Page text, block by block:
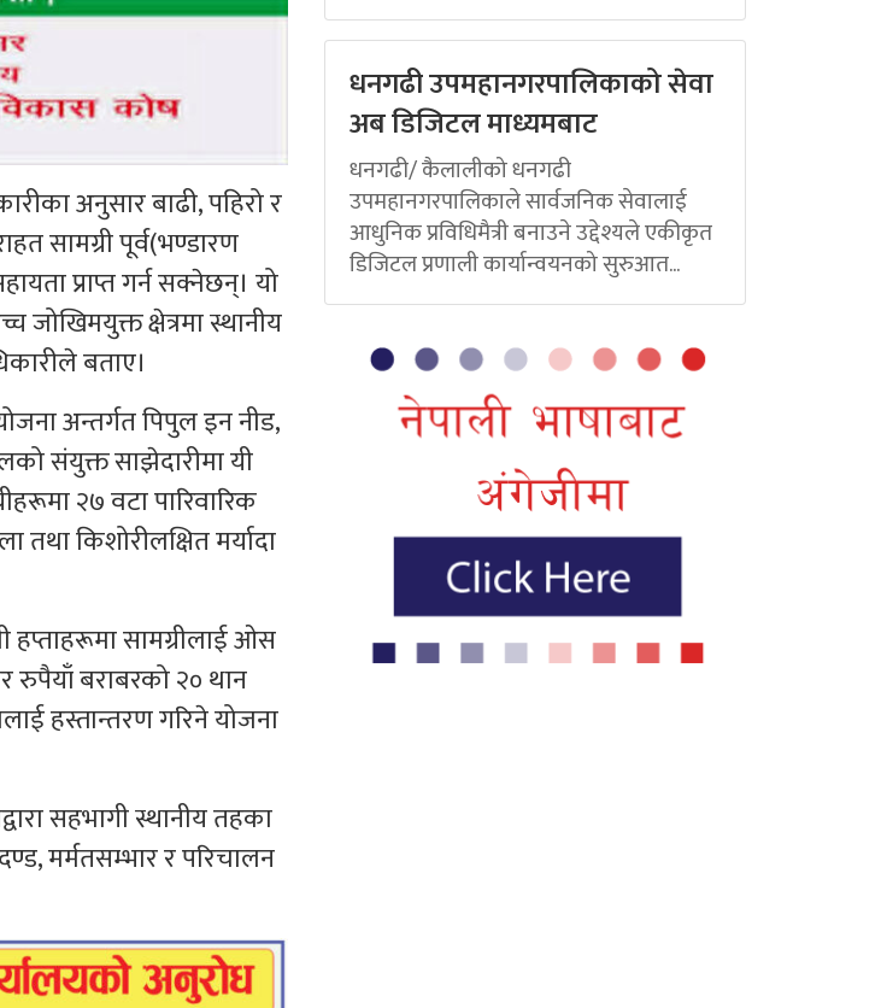
अनुसार बाढी, पहिरो र
सामग्री पूर्व(भण्डारण
प्राप्त गर्न सक्नेछन्। यो
क्षेत्रमा स्थानीय
बताए।
अन्तर्गत पिपुल इन नीड,
संयुक्त साझेदारीमा यी
२७ वटा पारिवारिक
तथा किशोरीलक्षित मर्यादा
हप्ताहरूमा सामग्रीलाई ओस
रुपैयाँ बराबरको २० थान
हस्तान्तरण गरिने योजना
सहभागी स्थानीय तहका
मर्मतसम्भार र परिचालन
धनगढी उपमहानगरपालिकाको सेवा
अब डिजिटल माध्यमबाट
धनगढी/ कैलालीको धनगढी
उपमहानगरपालिकाले सार्वजनिक सेवालाई
आधुनिक प्रविधिमैत्री बनाउने उद्देश्यले एकीकृत
डिजिटल प्रणाली कार्यान्वयनको सुरुआत...